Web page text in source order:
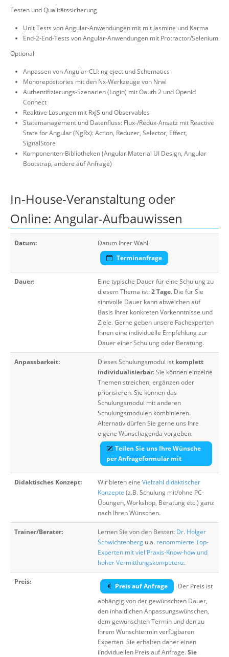
Testen und Qualitätssicherung
Unit Tests von Angular-Anwendungen mit mit Jasmine und Karma
End-2-End-Tests von Angular-Anwendungen mit Protractor/Selenium
Optional
Anpassen von Angular-CLI: ng eject und Schematics
Monorepositories mit den Nx-Werkzeuge von Nrwl
Authentifizierungs-Szenarien (Login) mit Oauth 2 und OpenId
Connect
Reaktive Lösungen mit RxJS und Observables
Statemanagement und Datenfluss: Flux-/Redux-Ansatz mit Reactive
State for Angular (NgRx): Action, Reduzer, Selector, Effect,
SignalStore
Komponenten-Bibliotheken (Angular Material UI Design, Angular
Bootstrap, andere auf Anfrage)
In-House-Veranstaltung oder
Online: Angular-Aufbauwissen
Datum:
Datum Ihrer Wahl
Terminanfrage
Dauer:
Eine typische Dauer für eine Schulung zu
diesem Thema ist:2 Tage. Die für Sie
sinnvolle Dauer kann abweichen auf
Basis Ihrer konkreten Vorkenntnisse und
Ziele. Gerne geben unsere Fachexperten
Ihnen eine individuelle Empfehlung zur
Dauer einer Schulung oder Beratung.
Anpassbarkeit: Dieses Schulungsmodul ist komplett
individualisierbar: Sie können einzelne
Themen streichen, ergänzen oder
priorisieren. Sie können das
Schulungsmodul mit anderen
Schulungsmodulen kombinieren.
Alternativ dürfen Sie gerne uns Ihre
eigene Wunschagenda vorgeben.
Teilen Sie uns Ihre Wünsche
per Anfrageformular mit
Didaktisches Konzept: Wir bieten eine Vielzahl didaktischer
Konzepte (z.B. Schulung mit/ohne PC-
Übungen, Workshop, Beratung etc.) ganz
nach Ihren Wünschen.
Trainer/Berater: Lernen Sie von den Besten: Dr. Holger
Schwichtenberg u.a. renommierte Top-
Experten mit viel Praxis-Know-how und
hoher Vermittlungskompetenz.
Preis:
Preis auf Anfrage
Der Preis ist
abhängig von der gewünschten Dauer,
den inhaltlichen Anpassungswünschen,
dem gewünschten Termin und den zu
Ihrem Wunschtermin verfügbaren
Experten. Sie erhalten daher einen
iindviduellen Preis auf Anfrage.Sie